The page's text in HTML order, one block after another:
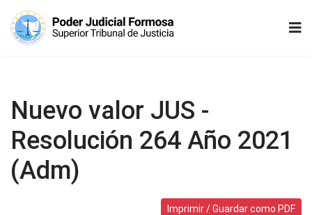
Nuevo valor JUS -
Resolución 264 Año 2021
(Adm)
Imprimir / Guardar como PDF